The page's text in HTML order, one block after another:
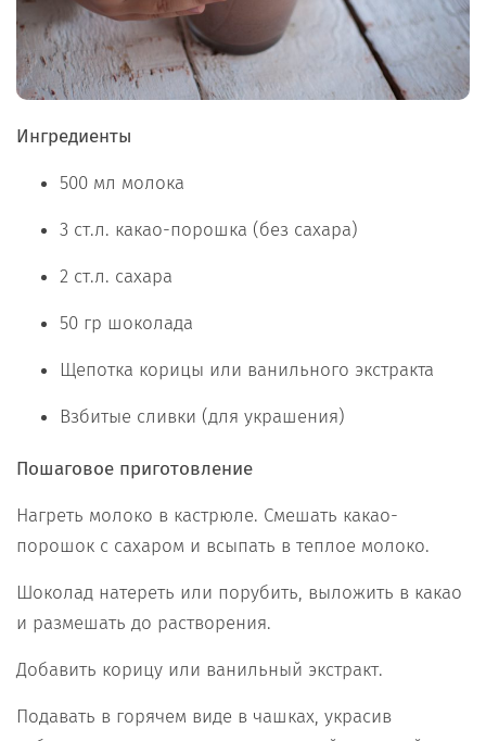
Ингредиенты
500 мл молока
3 ст.л. какао-порошка (без сахара)
2 ст.л. сахара
50 гр шоколада
Щепотка корицы или ванильного экстракта
Взбитые сливки (для украшения)
Пошаговое приготовление
Нагреть молоко в кастрюле. Смешать какао-
порошок с сахаром и всыпать в теплое молоко.
Шоколад натереть или порубить, выложить в какао
и размешать до растворения.
Добавить корицу или ванильный экстракт.
Подавать в горячем виде в чашках, украсив